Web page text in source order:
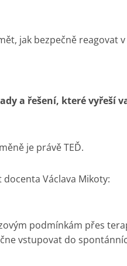
jak bezpečně reagovat
a řešení, které vyřeší
je právě TEĎ.
Václava Mikoty:
podmínkám přes
vstupovat do